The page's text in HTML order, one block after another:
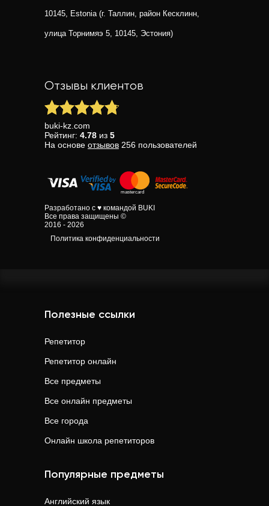
10145, Estonia (г. Таллин, район Кесклинн,
улица Торнимяэ 5, 10145, Эстония)
Отзывы клиентов
buki-kz.com
Рейтинг: 4.78 из 5
На основе отзывов 256 пользователей
Разработано с ♥ командой BUKI
Все права защищены ©
2016 - 2026
Политика конфиденциальности
Полезные ссылки
Репетитор
Репетитор онлайн
Все предметы
Все онлайн предметы
Все города
Онлайн школа репетиторов
Популярные предметы
Английский язык